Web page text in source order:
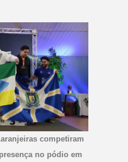
competiram
no pódio em